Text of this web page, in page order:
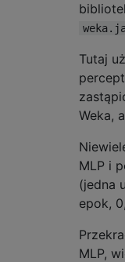
Tutaj
Weka,
MLP i
(jedna
epok,
MLP,